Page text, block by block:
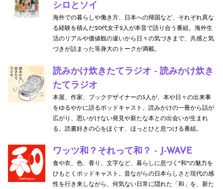
シロとソイ
海外での暮らしや働き方、日本への帰国など、それぞれ異な
る経験を積んだ20代女子2人が本音で語り合う番組。海外生
活のリアルや価値観の違いから日々の気づきまで、共感と気
づきが詰まった等身大のトークが満載。
読みかけ炊きたてラジオ - 読みかけ炊き
たてラジオ
本屋、作家、ブックデザイナーの3人が、本や日々の出来事
をゆるやかに語るポッドキャスト。読みかけの一冊から話が
広がり、思いがけない発見や新たな本との出会いが生まれ
る。読書好きの心をほぐす、ほっとひと息つける番組。
ワッツ和？それって和？ - J-WAVE
食や衣、色、香り、文字など、暮らしに息づく"和"の魅力を
ひもとくポッドキャスト。昔ながらの日本らしさと現代の感
性を行き来しながら、何気ない日常に隠れた「和」を、新た